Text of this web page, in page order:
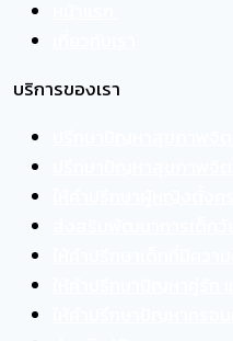
บริการของเรา